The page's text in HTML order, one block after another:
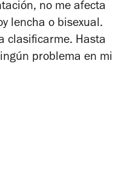
no me afecta
lencha o bisexual.
clasificarme. Hasta
problema en mi